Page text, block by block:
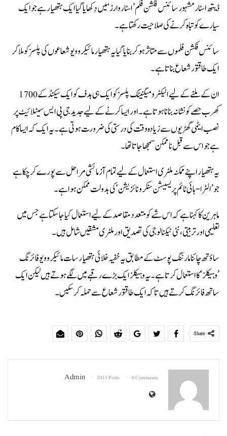
ڈیتھ اسٹار مشہور سائنس فکشن فلم ’اسٹار وارز‘ میں دِکھایا گیا ایک ہتھیار ہے جو ایک
سیارے کو تباہ کرنے کی صلاحیت رکھتا ہے۔
سائنس فکشن فلموں سے متاثر ہو کر بنایا گیا یہ ہتھیار مائیکرو ویو شعاعوں کی پلسز کو ملا کر
ایک طاقتور شعاع بناتا ہے۔
ان کے ملنے کے لیے الیکٹرو میگنیٹک پلسز کو ایک ہی ہدف کو ایک سیکنڈ کے 1700
کھرب حصے کو نشانہ بنانا ہوتا ہے۔ اور ایسا کرنے کے لیے جدید جی پی ایس سیٹلائیٹ پر
نصب ایٹمی گھڑیوں سے زیادہ وقت کی درستی کی ضرورت ہوتی ہے۔ یہ ایک کہ ایسا کام
ہے جو اس سے قبل ناممکن سمجھا جاتا تھا۔
یہ ہتھیار اپنے ممکنہ ملٹری استعمال کے لیے تمام آزمائشی مراحل سے پورے کر چکا ہے
جو ’الٹرا-ہائی ٹائم پریسیشن سنکرونائزیشن‘ کی بدولت ممکن ہوا ہے۔
ماہرین کا کہنا ہے کہ اس شے کو متعدد مقاصد کے لیے استعمال کیا جا سکتا ہے جس میں
تعلیمی اور تربیتی، نئی ٹیکنالوجی کی تصدیق اور ملٹری مشقیں شامل ہیں۔
ساؤتھ چائنا مارننگ پوسٹ کے مطابق یہ خفیہ خلائی ہتھیار سات مائیکرو ویو فائرنگ
’وہیکلز‘ کا استعمال کرتا ہے۔ یہ وہیکلز ایک بڑے رقبے میں لگے ہوتے ہیں لیکن ایک
ساتھ فائرنگ کرتے ہیں تاکہ ایک طاقتور شعاع سے حملہ کر سکیں۔
Share
Admin 2415 Posts 0 Comments